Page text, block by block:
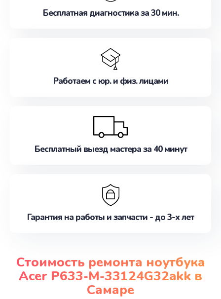
Бесплатная диагностика за 30 мин.
Работаем с юр. и физ. лицами
Бесплатный выезд мастера за 40 минут
Гарантия на работы и запчасти - до 3-х лет
Стоимость ремонта ноутбука
Acer P633-M-33124G32akk в
Самаре